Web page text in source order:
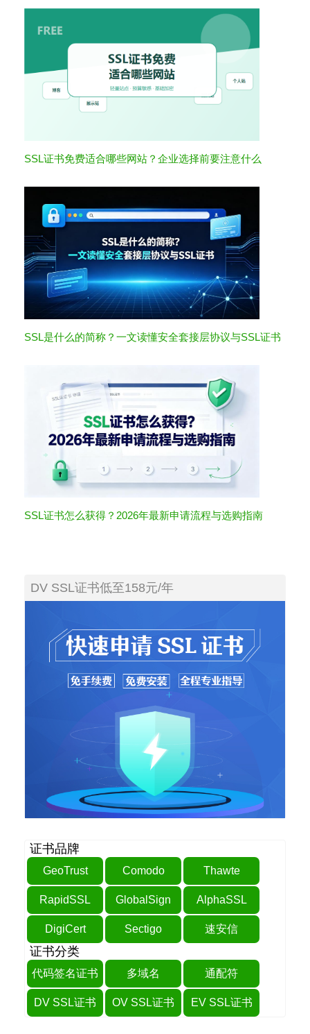
SSL证书免费适合哪些网站？企业选择前要注意什么
SSL是什么的简称？一文读懂安全套接层协议与SSL证书
SSL证书怎么获得？2026年最新申请流程与选购指南
DV SSL证书低至158元/年
证书品牌
GeoTrust Comodo Thawte
RapidSSL GlobalSign AlphaSSL
DigiCert Sectigo 速安信
证书分类
代码签名证书 多域名 通配符
DV SSL证书 OV SSL证书 EV SSL证书